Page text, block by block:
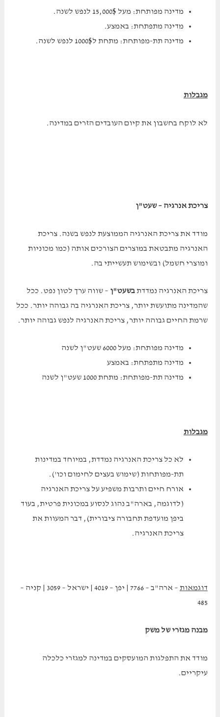
מדינה מפותחת: מעל 15,000$ לנפש לשנה.
מדינה מתפתחת: באמצע.
מדינה תת-מפותחת: מתחת ל1000$ לנפש לשנה.
מגבלות
לא לוקח בחשבון את קיום העובדים הזרים במדינה.
צריכת אנרגיה – שעט"ן
מודד את צריכת האנרגיה הממוצעת לנפש בשנה. צריכת
האנרגיה מתבטאת במוצרים הצורכים אותה (כמו מכוניות
ומוצרי חשמל) ובשימוש תעשייתי בה.
צריכת האנרגיה נמדדתבשעט"ן – שווה ערך לטון נפט. ככל
שהמדינה מתועשת יותר, צריכת האנרגיה בה גבוהה יותר. ככל
שרמת החיים גבוהה יותר, צריכת האנרגיה לנפש גבוהה יותר.
מדינה מפותחת: מעל 6000 שעט"ן לשנה
מדינה מתפתחת: באמצע
מדינה תת-מפותחת: מתחת 1000 שעט"ן לשנה
מגבלות
לא כל צריכת האנרגיה נמדדת, במיוחד במדינות
תת-מפותחות (שימוש בעצים לחימום וכו').
אורח חיים ותרבות משפיע על צריכת האנרגיה
(לדוגמה, בארה"ב נהוג לנסוע במכונית פרטית, בעוד
ביפן מועדפת תחבורה ציבורית), דבר המעוות את
צריכת האנרגיה.
דוגמאות
– ארה"ב – 7766 | יפן – 4019 | ישראל – 3059 | קניה –
485
מבנה מגזרי של משק
מודד את התפלגות המועסקים במדינה למגזרי כלכלה
עיקריים.